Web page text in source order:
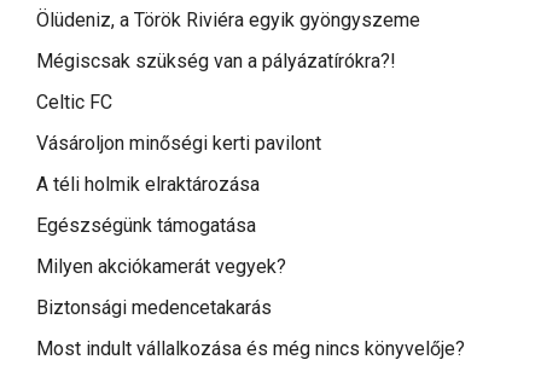
Ölüdeniz, a Török Riviéra egyik gyöngyszeme
Mégiscsak szükség van a pályázatírókra?!
Celtic FC
Vásároljon minőségi kerti pavilont
A téli holmik elraktározása
Egészségünk támogatása
Milyen akciókamerát vegyek?
Biztonsági medencetakarás
Most indult vállalkozása és még nincs könyvelője?